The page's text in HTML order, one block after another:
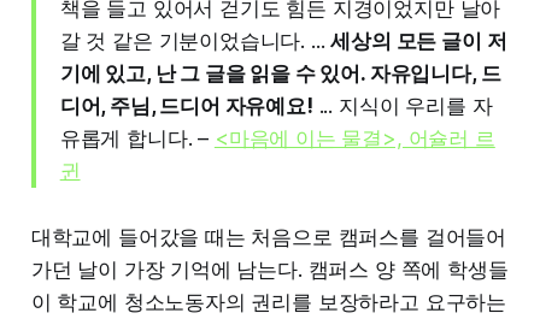
책을 들고 있어서 걷기도 힘든 지경이었지만 날아
갈 것 같은 기분이었습니다. ...세상의 모든 글이 저
기에 있고, 난 그 글을 읽을 수 있어. 자유입니다, 드
디어, 주님, 드디어 자유예요! ... 지식이 우리를 자
유롭게 합니다. – <마음에 이는 물결>, 어슐러 르
귄
대학교에 들어갔을 때는 처음으로 캠퍼스를 걸어들어
가던 날이 가장 기억에 남는다. 캠퍼스 양 쪽에 학생들
이 학교에 청소노동자의 권리를 보장하라고 요구하는